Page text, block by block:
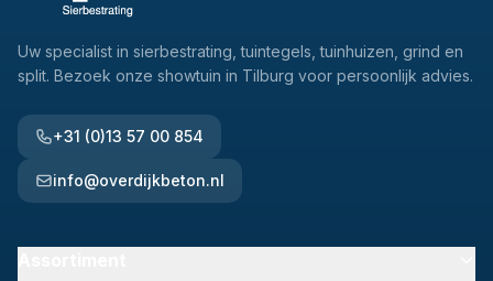
Uw specialist in sierbestrating, tuintegels, tuinhuizen, grind en
split. Bezoek onze showtuin in Tilburg voor persoonlijk advies.
+31 (0)13 57 00 854
info@overdijkbeton.nl